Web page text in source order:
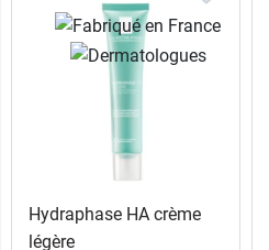
Hydraphase HA crème
légère